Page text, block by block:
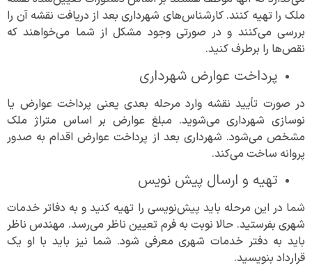
ملک را تهیه کنند. کارشناس‌های شهرداری بعد از دریافت نقشه آن را
بررسی می‌کنند و در صورتی وجود مشکل از شما می‌خواهند که
نقص‌ها را برطرف کنید.
پرداخت عوارض شهرداری
در صورت تأیید نقشه وارد مرحله بعدی یعنی پرداخت عوارض یا
نوسازی شهرداری می‌شوید. مبلغ عوارض بر اساس متراژ ملک
مشخص می‌شود. شهرداری بعد از پرداخت عوارض اقدام به صدور
پروانه ساخت می‌کند.
تهیه و ارسال پیش نویس
شما در این مرحله باید پیش‌نویسی را تهیه کنید و به دفاتر خدمات
شهری بفرستید. حالا نوبت به فرم تعیین ناظر می‌رسد. مهندس ناظر
باید به دفتر خدمات شهری معرفی شود. شما نیز باید با او یک
قرارداد بنویسید.